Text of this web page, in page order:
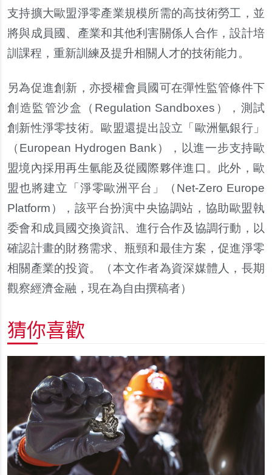
支持擴大歐盟淨零產業規模所需的高技術勞工，並
將與成員國、產業和其他利害關係人合作，設計培
訓課程，重新訓練及提升相關人才的技術能力。
另為促進創新，亦授權會員國可在彈性監管條件下
創造監管沙盒（Regulation Sandboxes），測試
創新性淨零技術。歐盟還提出設立「歐洲氫銀行」
（European Hydrogen Bank），以進一步支持歐
盟境內採用再生氫能及從國際夥伴進口。此外，歐
盟也將建立「淨零歐洲平台」（Net-Zero Europe
Platform），該平台扮演中央協調站，協助歐盟執
委會和成員國交換資訊、進行合作及協調行動，以
確認計畫的財務需求、瓶頸和最佳方案，促進淨零
相關產業的投資。（本文作者為資深媒體人，長期
觀察經濟金融，現在為自由撰稿者）
猜你喜歡